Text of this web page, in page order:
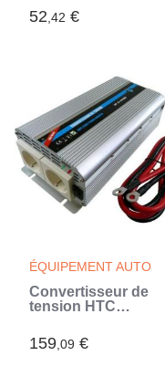
- 150 W - Prise USB-
2A - Avec cordon
52,42 €
ÉQUIPEMENT AUTO
Convertisseur de
tension HTC
- 1000 W - 2 prises
secteur (Gris)
159,09 €